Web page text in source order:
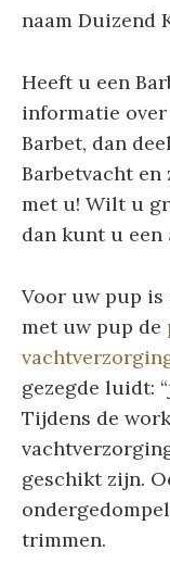
naam Duizend
Heeft u een
informatie
Barbet, dan
Barbetvacht
met u! Wilt u
dan kunt u een
Voor uw pup is
met uw pup de
gezegde luidt:
Tijdens de
geschikt zijn.
trimmen.